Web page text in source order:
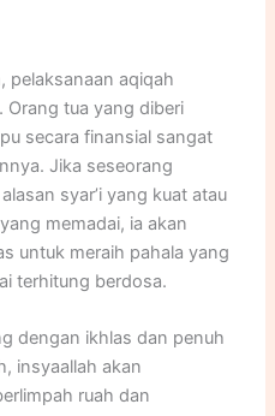
pelaksanaan aqiqah
tua yang diberi
secara finansial sangat
Jika seseorang
syar’i yang kuat atau
memadai, ia akan
untuk meraih pahala yang
terhitung berdosa.
dengan ikhlas dan penuh
insyaallah akan
ruah dan